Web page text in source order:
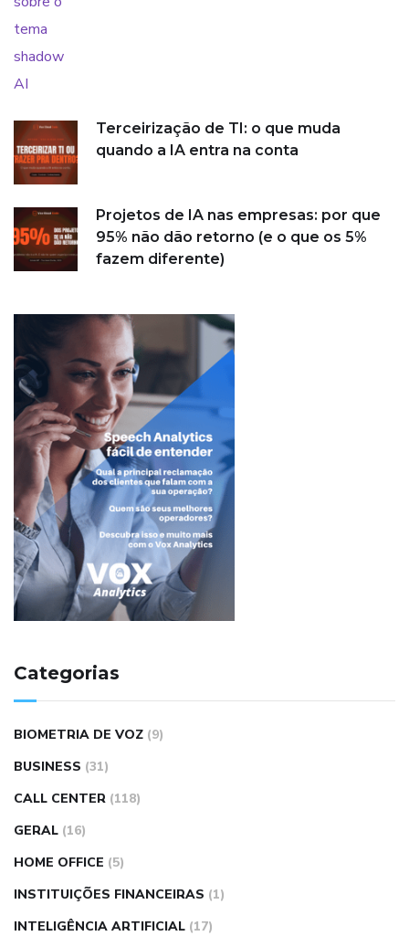
Terceirização de TI: o que muda
quando a IA entra na conta
Projetos de IA nas empresas: por que
95% não dão retorno (e o que os 5%
fazem diferente)
Categorias
BIOMETRIA DE VOZ (9)
BUSINESS (31)
CALL CENTER (118)
GERAL (16)
HOME OFFICE (5)
INSTITUIÇÕES FINANCEIRAS (1)
INTELIGÊNCIA ARTIFICIAL (17)